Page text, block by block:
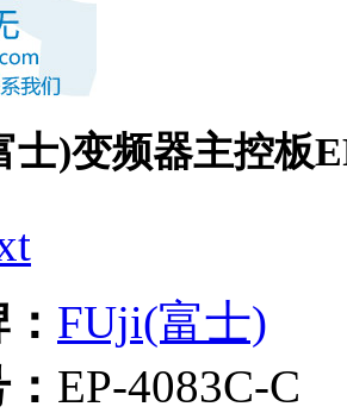
)变频器主控板
FUji(富士)
EP-4083C-C